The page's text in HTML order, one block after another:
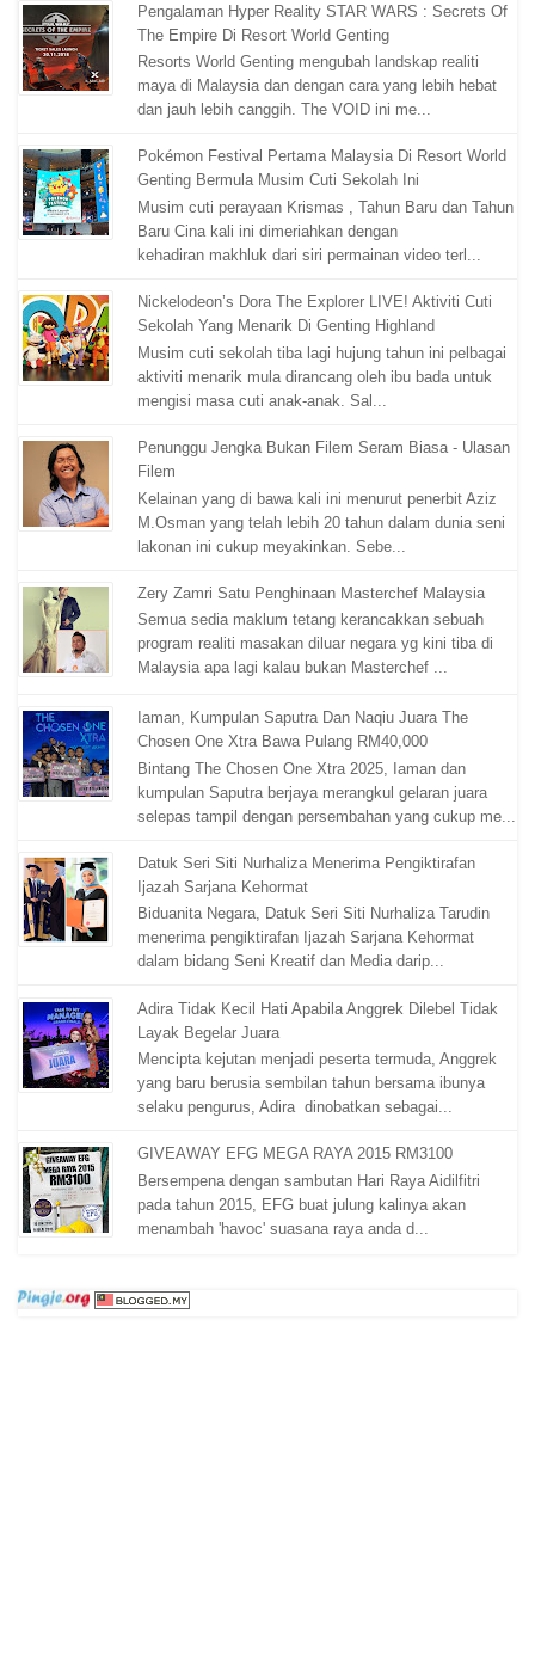
Pengalaman Hyper Reality STAR WARS : Secrets Of
The Empire Di Resort World Genting
Resorts World Genting mengubah landskap realiti
maya di Malaysia dan dengan cara yang lebih hebat
dan jauh lebih canggih. The VOID ini me...
Pokémon Festival Pertama Malaysia Di Resort World
Genting Bermula Musim Cuti Sekolah Ini
Musim cuti perayaan Krismas , Tahun Baru dan Tahun
Baru Cina kali ini dimeriahkan dengan
kehadiran makhluk dari siri permainan video terl...
Nickelodeon’s Dora The Explorer LIVE! Aktiviti Cuti
Sekolah Yang Menarik Di Genting Highland
Musim cuti sekolah tiba lagi hujung tahun ini pelbagai
aktiviti menarik mula dirancang oleh ibu bada untuk
mengisi masa cuti anak-anak. Sal...
Penunggu Jengka Bukan Filem Seram Biasa - Ulasan
Filem
Kelainan yang di bawa kali ini menurut penerbit Aziz
M.Osman yang telah lebih 20 tahun dalam dunia seni
lakonan ini cukup meyakinkan. Sebe...
Zery Zamri Satu Penghinaan Masterchef Malaysia
Semua sedia maklum tetang kerancakkan sebuah
program realiti masakan diluar negara yg kini tiba di
Malaysia apa lagi kalau bukan Masterchef ...
Iaman, Kumpulan Saputra Dan Naqiu Juara The
Chosen One Xtra Bawa Pulang RM40,000
Bintang The Chosen One Xtra 2025, Iaman dan
kumpulan Saputra berjaya merangkul gelaran juara
selepas tampil dengan persembahan yang cukup me...
Datuk Seri Siti Nurhaliza Menerima Pengiktirafan
Ijazah Sarjana Kehormat
Biduanita Negara, Datuk Seri Siti Nurhaliza Tarudin
menerima pengiktirafan Ijazah Sarjana Kehormat
dalam bidang Seni Kreatif dan Media darip...
Adira Tidak Kecil Hati Apabila Anggrek Dilebel Tidak
Layak Begelar Juara
Mencipta kejutan menjadi peserta termuda, Anggrek
yang baru berusia sembilan tahun bersama ibunya
selaku pengurus, Adira dinobatkan sebagai...
GIVEAWAY EFG MEGA RAYA 2015 RM3100
Bersempena dengan sambutan Hari Raya Aidilfitri
pada tahun 2015, EFG buat julung kalinya akan
menambah 'havoc' suasana raya anda d...